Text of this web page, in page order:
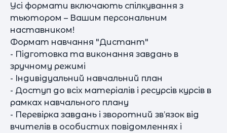
Усі формати включають спілкування з
тьютором – Вашим персональним
наставником!
Формат навчання "Дистант"
- Підготовка та виконання завдань в
зручному режимі
- Індивідуальний навчальний план
- Доступ до всіх матеріалів і ресурсів курсів в
рамках навчального плану
- Перевірка завдань і зворотний зв’язок від
вчителів в особистих повідомленнях і